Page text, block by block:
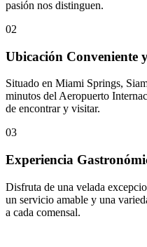
pasión nos distinguen.
02
Ubicación Conveniente
Situado en Miami Springs,
minutos del Aeropuerto
de encontrar y visitar.
03
Experiencia
Disfruta de una velada
un servicio amable y una
a cada comensal.